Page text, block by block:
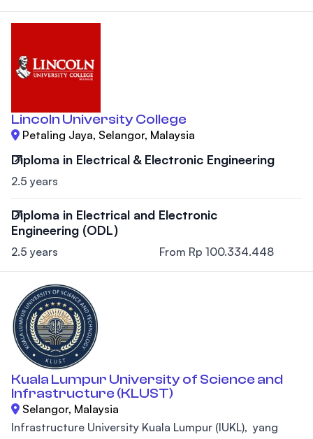
Lincoln University College
Petaling Jaya, Selangor, Malaysia
Diploma in Electrical & Electronic Engineering
2.5 years
Diploma in Electrical and Electronic
Engineering (ODL)
2.5 years From Rp 100.334.448
Kuala Lumpur University of Science and
Infrastructure (KLUST)
Selangor, Malaysia
Infrastructure University Kuala Lumpur (IUKL), yang